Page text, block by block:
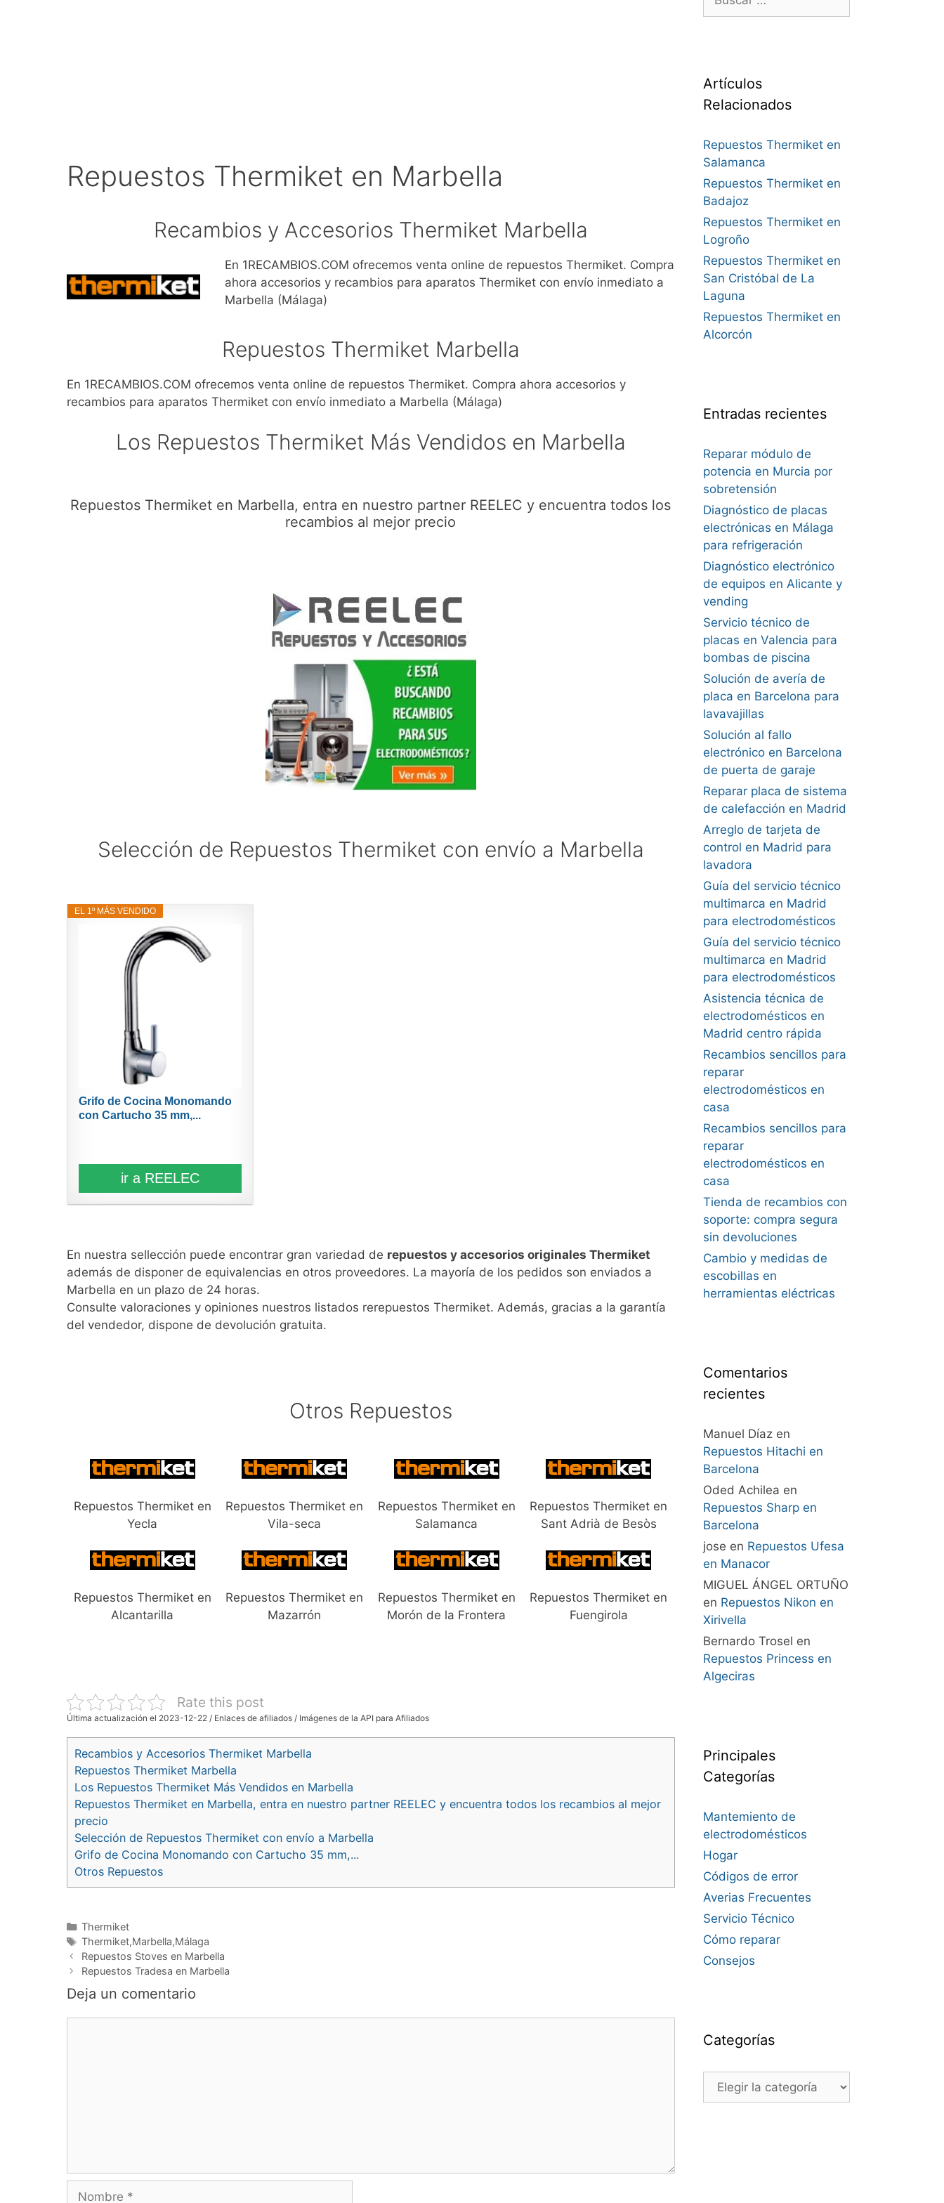
Repuestos Thermiket en Marbella
Recambios y Accesorios Thermiket Marbella
En 1RECAMBIOS.COM ofrecemos venta online de repuestos Thermiket. Compra
ahora accesorios y recambios para aparatos Thermiket con envío inmediato a
Marbella (Málaga)
Repuestos Thermiket Marbella
En 1RECAMBIOS.COM ofrecemos venta online de repuestos Thermiket. Compra ahora accesorios y
recambios para aparatos Thermiket con envío inmediato a Marbella (Málaga)
Los Repuestos Thermiket Más Vendidos en Marbella
Repuestos Thermiket en Marbella, entra en nuestro partner REELEC y encuentra todos los
recambios al mejor precio
Selección de Repuestos Thermiket con envío a Marbella
EL 1º MÁS VENDIDO
Grifo de Cocina Monomando
con Cartucho 35 mm,...
ir a REELEC
En nuestra sellección puede encontrar gran variedad de repuestos y accesorios originales Thermiket
además de disponer de equivalencias en otros proveedores. La mayoría de los pedidos son enviados a
Marbella en un plazo de 24 horas.
Consulte valoraciones y opiniones nuestros listados rerepuestos Thermiket. Además, gracias a la garantía
del vendedor, dispone de devolución gratuita.
Otros Repuestos
Repuestos Thermiket en
Yecla
Repuestos Thermiket en
Vila-seca
Repuestos Thermiket en
Salamanca
Repuestos Thermiket en
Sant Adrià de Besòs
Repuestos Thermiket en
Alcantarilla
Repuestos Thermiket en
Mazarrón
Repuestos Thermiket en
Morón de la Frontera
Repuestos Thermiket en
Fuengirola
Rate this post
Última actualización el 2023-12-22 / Enlaces de afiliados / Imágenes de la API para Afiliados
Recambios y Accesorios Thermiket Marbella
Repuestos Thermiket Marbella
Los Repuestos Thermiket Más Vendidos en Marbella
Repuestos Thermiket en Marbella, entra en nuestro partner REELEC y encuentra todos los recambios al mejor
precio
Selección de Repuestos Thermiket con envío a Marbella
Grifo de Cocina Monomando con Cartucho 35 mm,...
Otros Repuestos
Categorías
Thermiket
Etiquetas
Thermiket,Marbella,Málaga
Navegación
de
Repuestos Stoves en Marbella
Repuestos Tradesa en Marbella
Deja un comentario
Nombre
Artículos
Relacionados
Repuestos Thermiket en
Salamanca
Repuestos Thermiket en
Badajoz
Repuestos Thermiket en
Logroño
Repuestos Thermiket en
San Cristóbal de La
Laguna
Repuestos Thermiket en
Alcorcón
Entradas recientes
Reparar módulo de
potencia en Murcia por
sobretensión
Diagnóstico de placas
electrónicas en Málaga
para refrigeración
Diagnóstico electrónico
de equipos en Alicante y
vending
Servicio técnico de
placas en Valencia para
bombas de piscina
Solución de avería de
placa en Barcelona para
lavavajillas
Solución al fallo
electrónico en Barcelona
de puerta de garaje
Reparar placa de sistema
de calefacción en Madrid
Arreglo de tarjeta de
control en Madrid para
lavadora
Guía del servicio técnico
multimarca en Madrid
para electrodomésticos
Guía del servicio técnico
multimarca en Madrid
para electrodomésticos
Asistencia técnica de
electrodomésticos en
Madrid centro rápida
Recambios sencillos para
reparar
electrodomésticos en
casa
Recambios sencillos para
reparar
electrodomésticos en
casa
Tienda de recambios con
soporte: compra segura
sin devoluciones
Cambio y medidas de
escobillas en
herramientas eléctricas
Comentarios
recientes
Manuel Díazen
Repuestos Hitachi en
Barcelona
Oded Achilea en
Repuestos Sharp en
Barcelona
jose en Repuestos Ufesa
en Manacor
MIGUEL ÁNGEL ORTUÑO
en Repuestos Nikon en
Xirivella
Bernardo Trosel en
Repuestos Princess en
Algeciras
Principales
Categorías
Mantemiento de
electrodomésticos
Hogar
Códigos de error
Averias Frecuentes
Servicio Técnico
Cómo reparar
Consejos
Categorías
Categorías